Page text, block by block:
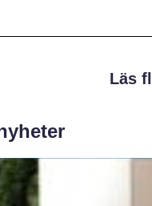
Läs